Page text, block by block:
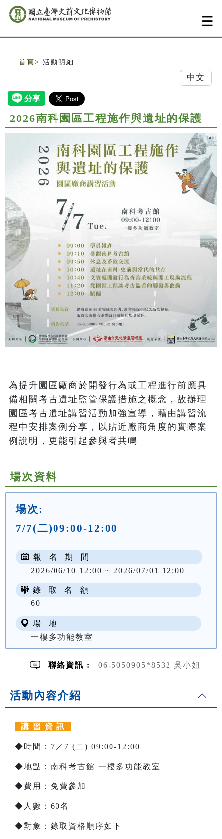
跳到主要內容
網站導覽
::: 首頁 > 活動明細
中文
2026南科園區工程施作與遺址的保護
為提升園區廠商於開發行為或工程進行前應具
備相關考古遺址監管保護措施之概念，故辦理
園區考古遺址講習活動加強宣導，藉由講習流
程中安排案例分享，以貼近廠商角度的實際案
例說明，更能引起參與者共鳴
場次資料
場次:
7/7(二)09:00-12:00
報 名 期 間
2026/06/10 12:00 ~ 2026/07/01 12:00
錄 取 名 額
60
場 地
一樓多功能教室
聯絡資訊 : 06-5050905*8532 吳小姐
活動內容介紹
講 習 資 訊
◆時間：7／7 (二) 09:00-12:00
◆地點：南科考古館 一樓多功能教室
◆費用：免費參加
◆人數：60名
◆對象：錄取資格順序如下